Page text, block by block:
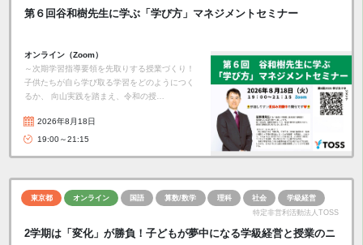
第６回谷和樹先生に学ぶ「学び方」マネジメントセミナー
オンライン（Zoom）
～次期学習指導要領を先取りする授業づくり！
子供たちが自ら学び取る学習をどのようにつく
るか、 向山実践を踏まえ、令和の授…
2026年8月18日
19:00～21:15
東京都 オンライン 国語 算数/数学 理科 社会
学級経営
特定非営利活動法人TOSS
2学期は「変化」が勝負！子どもが夢中になる学級経営と授業のニ